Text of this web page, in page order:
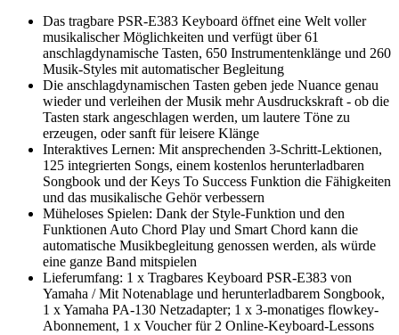
Das tragbare PSR-E383 Keyboard öffnet eine Welt voller
musikalischer Möglichkeiten und verfügt über 61
anschlagdynamische Tasten, 650 Instrumentenklänge und 260
Musik-Styles mit automatischer Begleitung
Die anschlagdynamischen Tasten geben jede Nuance genau
wieder und verleihen der Musik mehr Ausdruckskraft - ob die
Tasten stark angeschlagen werden, um lautere Töne zu
erzeugen, oder sanft für leisere Klänge
Interaktives Lernen: Mit ansprechenden 3-Schritt-Lektionen,
125 integrierten Songs, einem kostenlos herunterladbaren
Songbook und der Keys To Success Funktion die Fähigkeiten
und das musikalische Gehör verbessern
Müheloses Spielen: Dank der Style-Funktion und den
Funktionen Auto Chord Play und Smart Chord kann die
automatische Musikbegleitung genossen werden, als würde
eine ganze Band mitspielen
Lieferumfang: 1 x Tragbares Keyboard PSR-E383 von
Yamaha / Mit Notenablage und herunterladbarem Songbook,
1 x Yamaha PA-130 Netzadapter; 1 x 3-monatiges flowkey-
Abonnement, 1 x Voucher für 2 Online-Keyboard-Lessons